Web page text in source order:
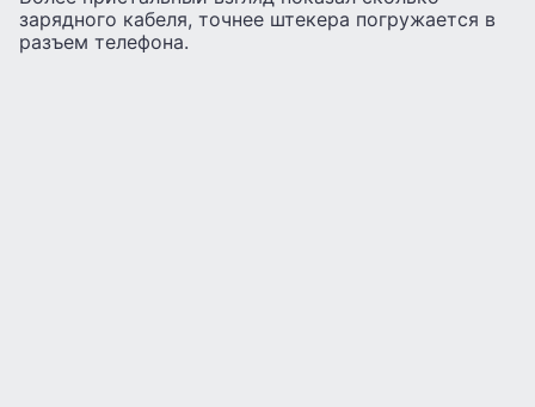
зарядного кабеля, точнее штекера погружается в
разъем телефона.